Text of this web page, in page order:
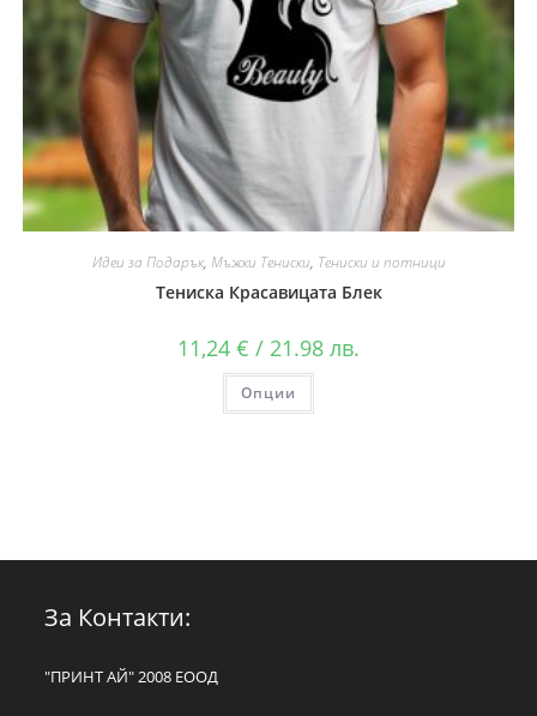
Идеи за Подарък, Мъжки Тениски, Тениски и потници
Тениска Красавицата Блек
11,24 € / 21.98 лв.
Опции
За Контакти:
"ПРИНТ АЙ" 2008 ЕООД